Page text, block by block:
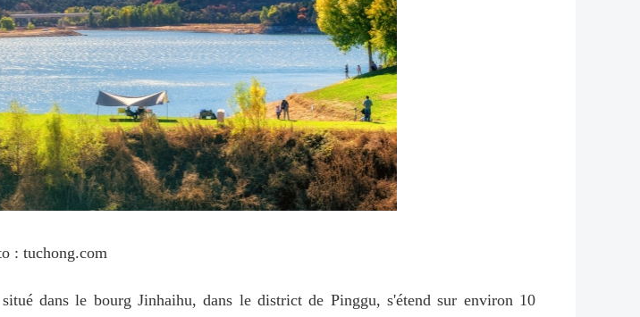
: tuchong.com
dans le bourg Jinhaihu, dans le district de Pinggu, s'étend sur environ 10